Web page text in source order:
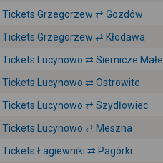
Tickets Grzegorzew ⇄ Gozdów
Tickets Grzegorzew ⇄ Kłodawa
Tickets Lucynowo ⇄ Siernicze Małe
Tickets Lucynowo ⇄ Ostrowite
Tickets Lucynowo ⇄ Szydłowiec
Tickets Lucynowo ⇄ Meszna
Tickets Łagiewniki ⇄ Pagórki